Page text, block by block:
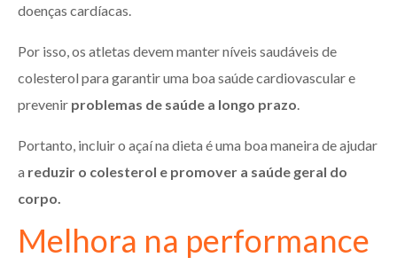
doenças cardíacas.
Por isso, os atletas devem manter níveis saudáveis de
colesterol para garantir uma boa saúde cardiovascular e
prevenir problemas de saúde a longo prazo.
Portanto, incluir o açaí na dieta é uma boa maneira de ajudar
a reduzir o colesterol e promover a saúde geral do
corpo.
Melhora na performance